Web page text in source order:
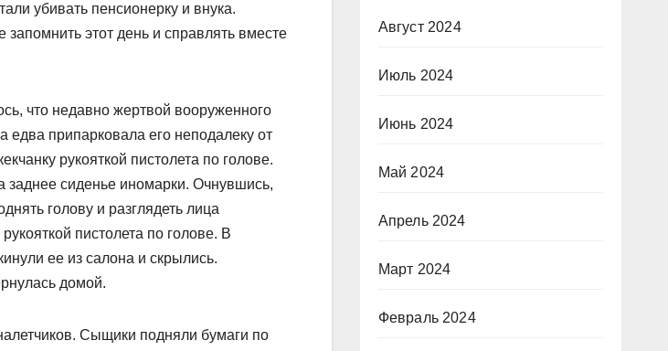
убивать пенсионерку и внука.
этот день и справлять вместе
что недавно жерт­вой вооруженного
едва припарковала его неподалеку от
рукояткой пистолета по голове.
сиденье иномарки. Очнувшись,
голову и разглядеть лица
пистолета по голове. В
ее из салона и скрылись.
домой.
Сыщики подняли бумаги по
Август 2024
Июль 2024
Июнь 2024
Май 2024
Апрель 2024
Март 2024
Февраль 2024